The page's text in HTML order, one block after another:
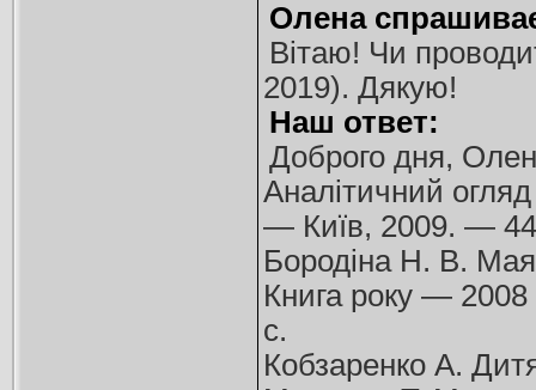
Олена
Вітаю! Чи
2019). Дякую!
Наш ответ:
Доброго дня,
Аналітичний
— Київ, 2009. —
Бородіна Н. В.
Книга року —
с.
Кобзаренко А.